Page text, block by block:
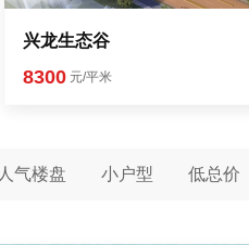
兴龙生态谷
8300 元/平米
人气楼盘 小户型 低总价